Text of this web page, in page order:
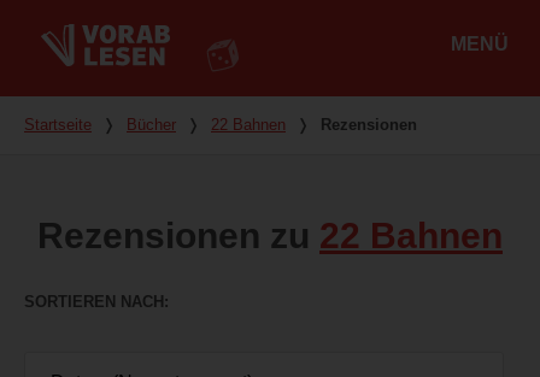
MENÜ
Du bist hier
Startseite ❭ Bücher ❭ 22 Bahnen ❭ Rezensionen
Rezensionen zu 22 Bahnen
SORTIEREN NACH